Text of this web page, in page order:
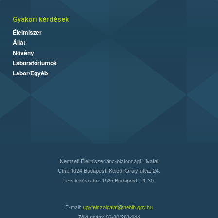
Gyakori kérdések
Élelmiszer
Állat
Növény
Laboratóriumok
Labor/Egyéb
Nemzeti Élelmiszerlánc-biztonsági Hivatal
Cím: 1024 Budapest, Keleti Károly utca. 24.
Levelezési cím: 1525 Budapest. Pf. 30.
E-mail: ugyfelszolgalat@nebih.gov.hu